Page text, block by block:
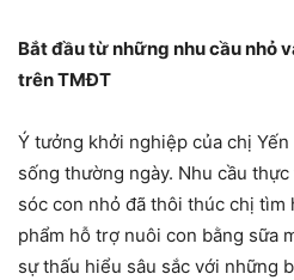
Bắt đầu từ những nhu cầu nhỏ
trên TMĐT
Ý tưởng khởi nghiệp của chị
sống thường ngày. Nhu cầu
sóc con nhỏ đã thôi thúc chị tìm
phẩm hỗ trợ nuôi con bằng sữa
sự thấu hiểu sâu sắc với những